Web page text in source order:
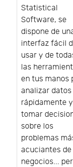
Statistical
Software, se
dispone de
interfaz fácil
usar y de
las
en tus manos
analizar datos
rápidamente y
tomar
sobre los
problemas
acuciantes de
negocios...